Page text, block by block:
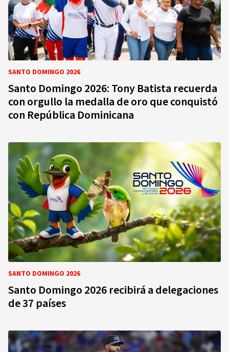
SANTO DOMINGO 2026
Santo Domingo 2026: Tony Batista recuerda
con orgullo la medalla de oro que conquistó
con República Dominicana
SANTO DOMINGO 2026
Santo Domingo 2026 recibirá a delegaciones
de 37 países